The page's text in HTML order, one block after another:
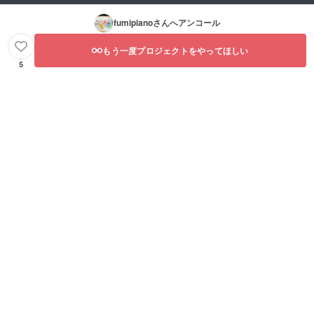
fumipianoさんへアンコール
5
もう一度プロジェクトをやってほしい